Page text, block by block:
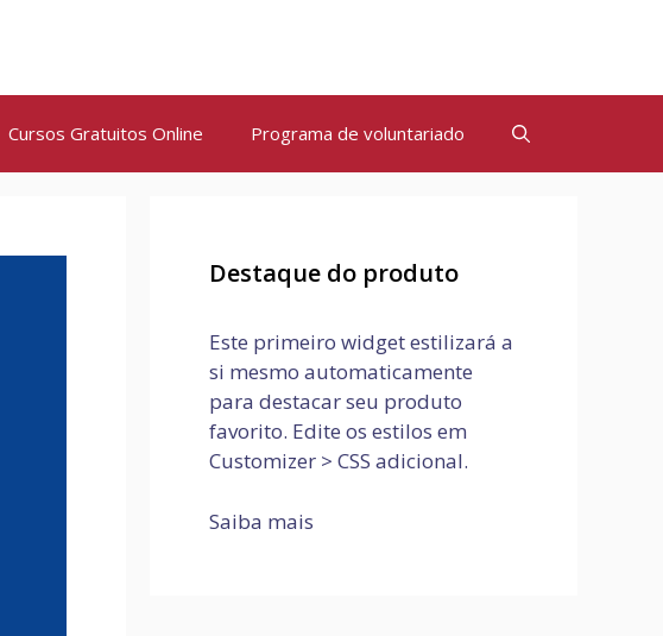
Cursos Gratuitos Online Programa de voluntariado
Destaque do produto
Este primeiro widget estilizará a
si mesmo automaticamente
para destacar seu produto
favorito. Edite os estilos em
Customizer > CSS adicional.
Saiba mais